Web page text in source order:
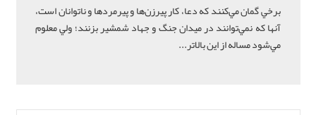
برخي گمان مي‌کنند که دعا، کار پيرزن‌ها و پيرمردها و ناتوانان است،
آنها که نمي‌توانند در ميدان جنگ و جهاد شمشير بزنند؛ ولي معلوم
مي‌شود مساله از اين بالاتر...